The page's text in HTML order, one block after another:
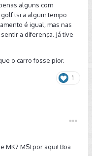
alguns com
tsi a algum tempo
é igual, mas nas
a diferença. Já tive
o carro fosse pior.
1
MSI por aqui! Boa